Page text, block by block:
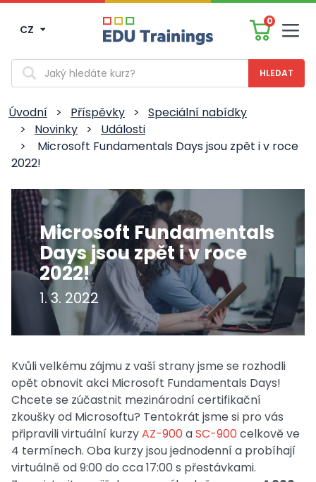
CZ
0
Vyhledávání
Úvodní > Příspěvky >
Speciální nabídky
>
Novinky >
Události
>
Microsoft Fundamentals Days jsou zpět i v roce
2022!
Microsoft Fundamentals
Days jsou zpět i v roce
2022!
1. 3. 2022
Kvůli velkému zájmu z vaší strany jsme se rozhodli
opět obnovit akci Microsoft Fundamentals Days!
Chcete se zúčastnit mezinárodní certifikační
zkoušky od Microsoftu? Tentokrát jsme si pro vás
připravili virtuální kurzyAZ-900aSC-900celkově ve
4 termínech. Oba kurzy jsou jednodenní a probíhají
virtuálně od 9:00 do cca 17:00 s přestávkami.